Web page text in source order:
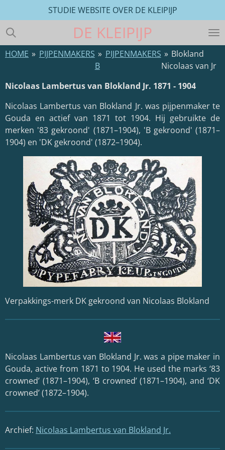
direct
naar
de
hoofdinhoud
DE KLEIPIJP
STUDIE WEBSITE OVER DE KLEIPIJP
HOME » PIJPENMAKERS » PIJPENMAKERS
B
» Blokland
Nicolaas van Jr
Nicolaas Lambertus van Blokland Jr. 1871 - 1904
Nicolaas Lambertus van Blokland Jr. was pijpenmaker te
Gouda en actief van 1871 tot 1904. Hij gebruikte de
merken '83 gekroond' (1871–1904), 'B gekroond' (1871–
1904) en 'DK gekroond' (1872–1904).
Verpakkings-merk DK gekroond van Nicolaas Blokland
Nicolaas Lambertus van Blokland Jr. was a pipe maker in
Gouda, active from 1871 to 1904. He used the marks ‘83
crowned’ (1871–1904), ‘B crowned’ (1871–1904), and ‘DK
crowned’ (1872–1904).
Archief: Nicolaas Lambertus van Blokland Jr.